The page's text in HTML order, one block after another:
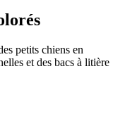
petits chiens en
et des bacs à litière